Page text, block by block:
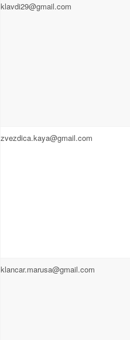
klavdi29@gmail.com
zvezdica.kaya@gmail.com
klancar.marusa@gmail.com